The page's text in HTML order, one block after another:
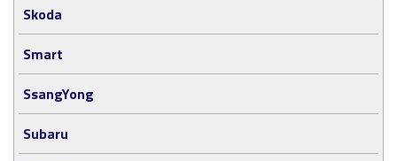
Skoda
Smart
SsangYong
Subaru